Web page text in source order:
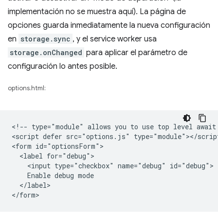
implementación no se muestra aquí). La página de
opciones guarda inmediatamente la nueva configuración
en storage.sync , y el service worker usa
storage.onChanged para aplicar el parámetro de
configuración lo antes posible.
options.html:
<!-- type="module" allows you to use top level
<script defer src="options.js" type="module"></
<form id="optionsForm">
  <label for="debug">
    <input type="checkbox" name="debug" id="debug">
    Enable debug mode
  </label>